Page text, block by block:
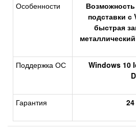
Особенности
подставки с
быстрая
Поддержка ОС
Windows 10
Гарантия